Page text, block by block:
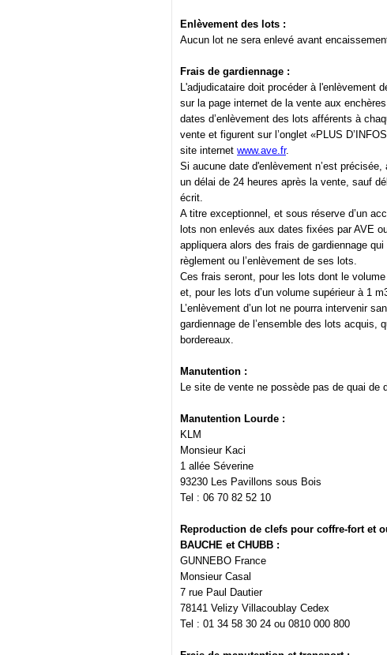
Enlèvement des lots :
Aucun lot ne sera enlevé avant
Frais de gardiennage :
L'adjudicataire doit procéder à l'enlèvement
sur la page internet de la vente aux
dates d’enlèvement des lots afférents à
vente et figurent sur l’onglet «PLUS
site internet www.ave.fr.
Si aucune date d'enlèvement n’est
un délai de 24 heures après la vente, sauf
écrit.
A titre exceptionnel, et sous réserve d’un
lots non enlevés aux dates fixées par AVE
appliquera alors des frais de gardiennage
règlement ou l’enlèvement de ses lots.
Ces frais seront, pour les lots dont le
et, pour les lots d’un volume supérieur à 1
L’enlèvement d’un lot ne pourra intervenir
gardiennage de l’ensemble des lots acquis,
bordereaux.
Manutention :
Le site de vente ne possède pas de quai de
Manutention Lourde :
KLM
Monsieur Kaci
1 allée Séverine
93230 Les Pavillons sous Bois
Tel : 06 70 82 52 10
Reproduction de clefs pour coffre-fort et
BAUCHE et CHUBB :
GUNNEBO France
Monsieur Casal
7 rue Paul Dautier
78141 Velizy Villacoublay Cedex
Tel : 01 34 58 30 24 ou 0810 000 800